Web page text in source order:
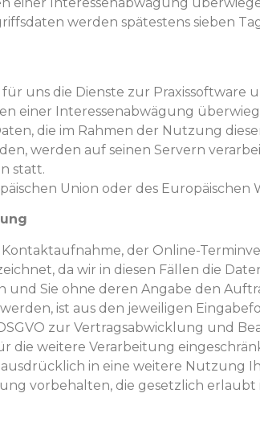
einer Interessenabwägung
werden spätestens sieben
uns die Dienste zur Praxissoftware
einer Interessenabwägung
die im Rahmen der Nutzung
werden auf seinen Servern
statt.
Union oder des Europäischen
der Online-
da wir in diesen Fällen die
Sie ohne deren Angabe den
ist aus den jeweiligen
zur Vertragsabwicklung und
die weitere Verarbeitung
in eine weitere Nutzung
vorbehalten, die gesetzlich erlaubt